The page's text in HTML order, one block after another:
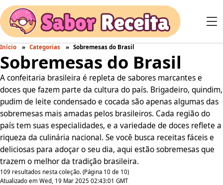
Início Categorias Sobremesas do Brasil
Sobremesas do Brasil
A confeitaria brasileira é repleta de sabores marcantes e
doces que fazem parte da cultura do país. Brigadeiro, quindim,
pudim de leite condensado e cocada são apenas algumas das
sobremesas mais amadas pelos brasileiros. Cada região do
país tem suas especialidades, e a variedade de doces reflete a
riqueza da culinária nacional. Se você busca receitas fáceis e
deliciosas para adoçar o seu dia, aqui estão sobremesas que
trazem o melhor da tradição brasileira.
109 resultados nesta coleção. (Página 10 de 10)
Atualizado em Wed, 19 Mar 2025 02:43:01 GMT